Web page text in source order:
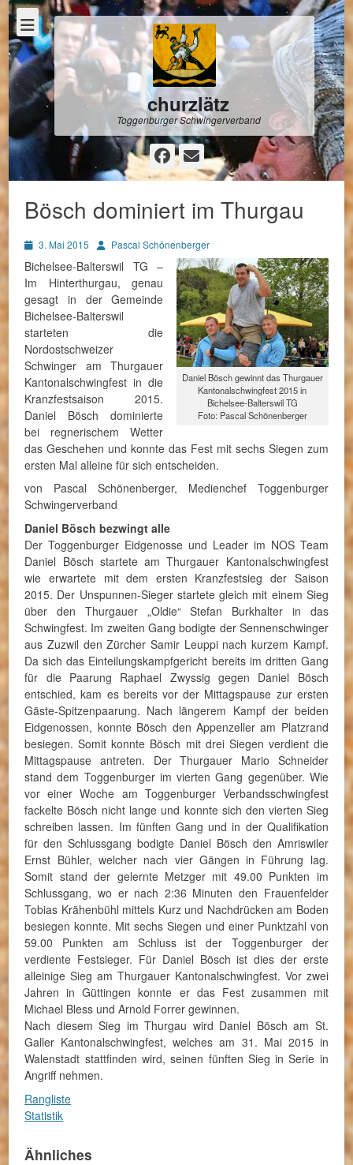
churzlätz
Toggenburger Schwingerverband
Facebook
E-
Mail
Bösch dominiert im Thurgau
Posted3. Mai 2015 AutorPascal Schönenberger
Daniel Bösch gewinnt das Thurgauer
Kantonalschwingfest 2015 in
Bichelsee-Balterswil TG
Foto: Pascal Schönenberger
Bichelsee-Balterswil TG –
Im Hinterthurgau, genau
gesagt in der Gemeinde
Bichelsee-Balterswil
starteten die
Nordostschweizer
Schwinger am Thurgauer
Kantonalschwingfest in die
Kranzfestsaison 2015.
Daniel Bösch dominierte
bei regnerischem Wetter
das Geschehen und konnte das Fest mit sechs Siegen zum
ersten Mal alleine für sich entscheiden.
von Pascal Schönenberger, Medienchef Toggenburger
Schwingerverband
Daniel Bösch bezwingt alle
Der Toggenburger Eidgenosse und Leader im NOS Team
Daniel Bösch startete am Thurgauer Kantonalschwingfest
wie erwartete mit dem ersten Kranzfestsieg der Saison
2015. Der Unspunnen-Sieger startete gleich mit einem Sieg
über den Thurgauer „Oldie“ Stefan Burkhalter in das
Schwingfest. Im zweiten Gang bodigte der Sennenschwinger
aus Zuzwil den Zürcher Samir Leuppi nach kurzem Kampf.
Da sich das Einteilungskampfgericht bereits im dritten Gang
für die Paarung Raphael Zwyssig gegen Daniel Bösch
entschied, kam es bereits vor der Mittagspause zur ersten
Gäste-Spitzenpaarung. Nach längerem Kampf der beiden
Eidgenossen, konnte Bösch den Appenzeller am Platzrand
besiegen. Somit konnte Bösch mit drei Siegen verdient die
Mittagspause antreten. Der Thurgauer Mario Schneider
stand dem Toggenburger im vierten Gang gegenüber. Wie
vor einer Woche am Toggenburger Verbandsschwingfest
fackelte Bösch nicht lange und konnte sich den vierten Sieg
schreiben lassen. Im fünften Gang und in der Qualifikation
für den Schlussgang bodigte Daniel Bösch den Amriswiler
Ernst Bühler, welcher nach vier Gängen in Führung lag.
Somit stand der gelernte Metzger mit 49.00 Punkten im
Schlussgang, wo er nach 2:36 Minuten den Frauenfelder
Tobias Krähenbühl mittels Kurz und Nachdrücken am Boden
besiegen konnte. Mit sechs Siegen und einer Punktzahl von
59.00 Punkten am Schluss ist der Toggenburger der
verdiente Festsieger. Für Daniel Bösch ist dies der erste
alleinige Sieg am Thurgauer Kantonalschwingfest. Vor zwei
Jahren in Güttingen konnte er das Fest zusammen mit
Michael Bless und Arnold Forrer gewinnen.
Nach diesem Sieg im Thurgau wird Daniel Bösch am St.
Galler Kantonalschwingfest, welches am 31. Mai 2015 in
Walenstadt stattfinden wird, seinen fünften Sieg in Serie in
Angriff nehmen.
Rangliste
Statistik
Ähnliches